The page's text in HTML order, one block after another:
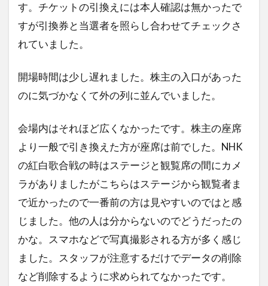
す。チケットの引換えには本人確認は無かったで
すが引換券と当選者を照らし合わせてチェックさ
れていました。
開場時間は少し遅れました。株主の入口があった
のに気づかなくて外の列に並んでいました。
会場内はそれほど広くなかったです。株主の座席
より一般で引き換えた方が座席は前でした。NHK
の紅白歌合戦の時はステージと観覧席の間にカメ
ラがありましたがこちらはステージから観覧者ま
で近かったので一番前の方は見やすいのではと感
じました。他の人は分からないのでどうだったの
かな。スマホなどで写真撮影される方が多く感じ
ました。スタッフが注意するだけでデータの削除
など削除するように求められてなかったです。